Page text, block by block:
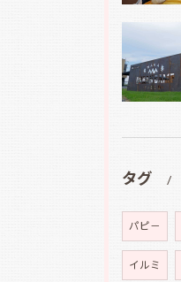
タグ
パピ－
イルミ